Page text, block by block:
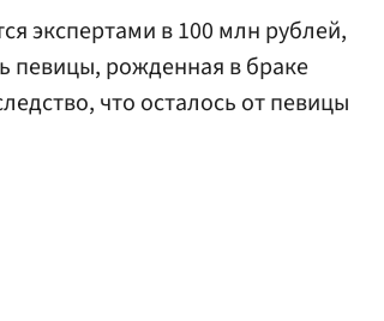
экспертами в 100 млн рублей,
певицы, рожденная в браке
что осталось от певицы